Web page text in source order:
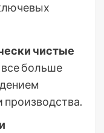
чистые
больше